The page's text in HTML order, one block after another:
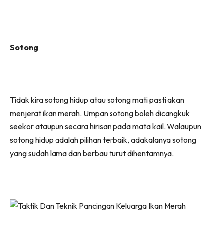
Sotong
Tidak kira sotong hidup atau sotong mati pasti akan
menjerat ikan merah. Umpan sotong boleh dicangkuk
seekor ataupun secara hirisan pada mata kail. Walaupun
sotong hidup adalah pilihan terbaik, adakalanya sotong
yang sudah lama dan berbau turut dihentamnya.